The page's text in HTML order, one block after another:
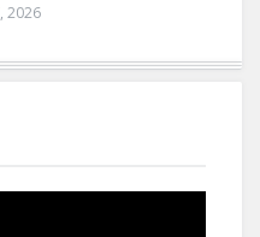
2026